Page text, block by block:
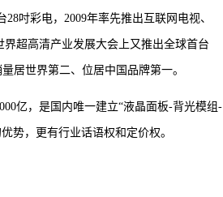
吋彩电，2009年率先推出互联网电视、
超高清产业发展大会上又推出全球首台
居世界第二、位居中国品牌第一。
亿，是国内唯一建立“液晶面板-背光模组-
势，更有行业话语权和定价权。